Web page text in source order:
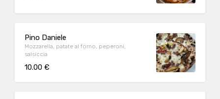
Pino Daniele
Mozzarella, patate al forno, peperoni,
salsiccia
10.00 €